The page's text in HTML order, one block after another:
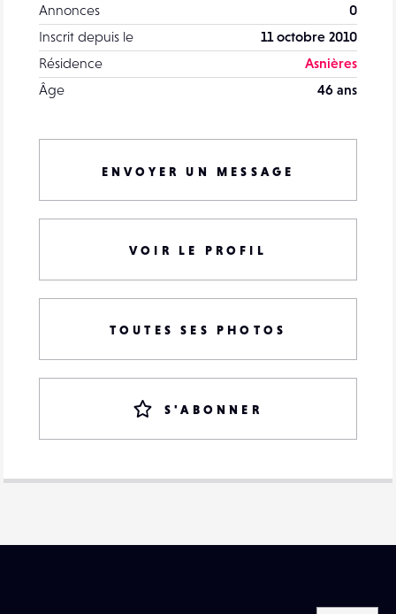
Annonces
0
Inscrit depuis le
11 octobre 2010
Résidence
Asnières
Âge
46 ans
ENVOYER UN MESSAGE
VOIR LE PROFIL
TOUTES SES PHOTOS
S'ABONNER